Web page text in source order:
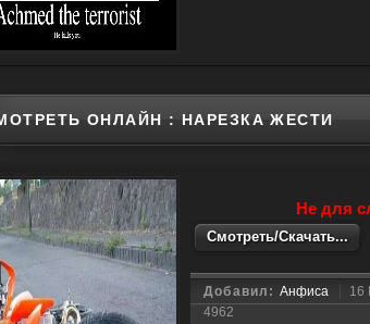
ОНЛАЙН : НАРЕЗКА ЖЕСТИ
Не для
Смотреть/Скачать...
Добавил: Анфиса 16
4962